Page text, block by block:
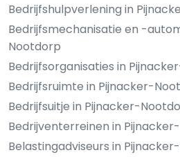
Bedrijfshulpverlening in
Bedrijfsmechanisatie en -
Nootdorp
Bedrijfsorganisaties in
Bedrijfsruimte in Pijnacker-
Bedrijfsuitje in Pijnacker-
Bedrijventerreinen in
Belastingadviseurs in